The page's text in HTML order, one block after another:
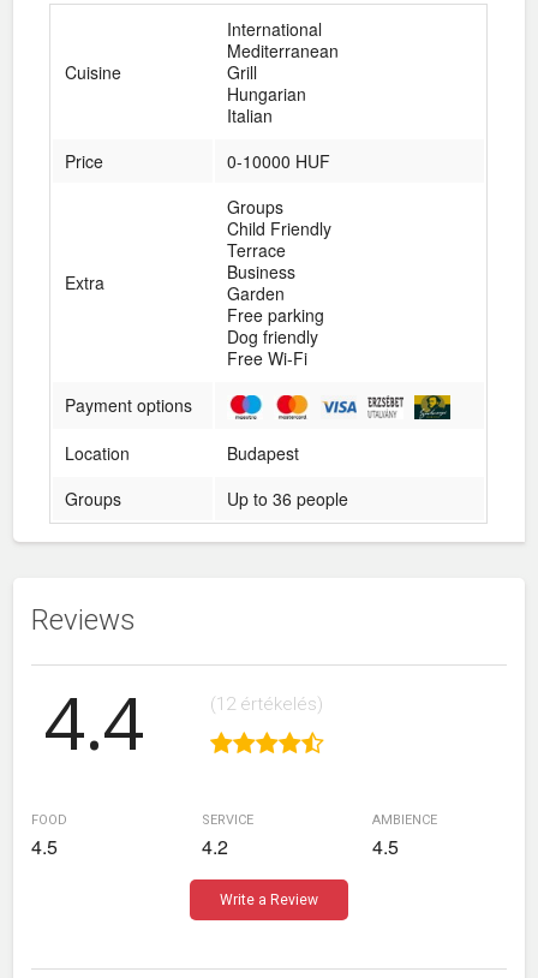
Cuisine
International
Mediterranean
Grill
Hungarian
Italian
Price
0-10000 HUF
Extra
Groups
Child Friendly
Terrace
Business
Garden
Free parking
Dog friendly
Free Wi-Fi
Payment options
Location
Budapest
Groups
Up to 36 people
Reviews
4.4 (12 értékelés)
food
4.5
service
4.2
ambience
4.5
Write a Review